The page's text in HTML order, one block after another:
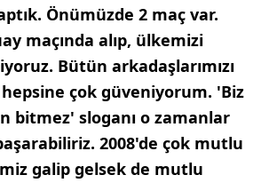
Önümüzde 2 maç var.
maçında alıp, ülkemizi
Bütün arkadaşlarımızı
çok güveniyorum. 'Biz
bitmez' sloganı o zamanlar
2008'de çok mutlu
galip gelsek de mutlu